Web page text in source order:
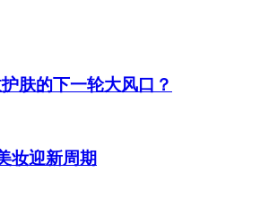
肤的下一轮大风口？
妆迎新周期